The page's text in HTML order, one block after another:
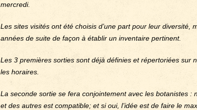
mercredi.
Les sites visités ont été choisis d’une part pour leur diversité,
années de suite de façon à établir un inventaire pertinent.
Les 3 premières sorties sont déjà définies et répertoriées sur
les horaires.
La seconde sortie se fera conjointement avec les botanistes :
et des autres est compatible; et si oui, l’idée est de faire le